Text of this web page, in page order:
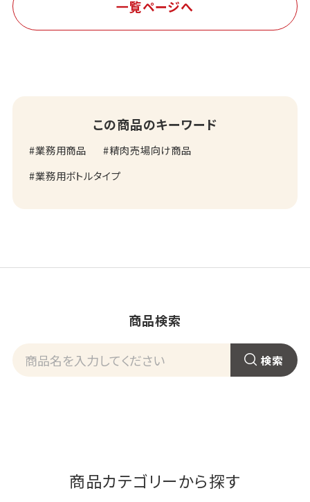
一覧ページへ
この商品のキーワード
業務用商品
精肉売場向け商品
業務用ボトルタイプ
商品検索
商品カテゴリーから探す